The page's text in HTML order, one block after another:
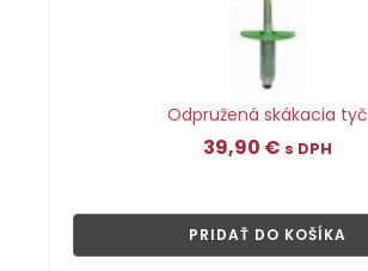
Odpružená skákacia tyč
39,90 € s DPH
PRIDAŤ DO KOŠÍKA